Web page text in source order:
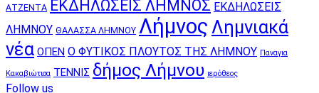
ΑΤΖΕΝΤΑ ΕΚΔΗΛΩΣΕΙΣ ΛΗΜΝΟΣ ΕΚΔΗΛΩΣΕΙΣ
ΛΗΜΝΟΥ ΘΑΛΑΣΣΑ ΛΗΜΝΟΥ Λήμνος Λημνιακά
νέα ΟΠΕΝ Ο ΦΥΤΙΚΟΣ ΠΛΟΥΤΟΣ ΤΗΣ ΛΗΜΝΟΥ Παναγια
Κακαβιώτισα ΤΕΝΝΙΣ δήμος Λήμνου ιερόθεος
Follow us